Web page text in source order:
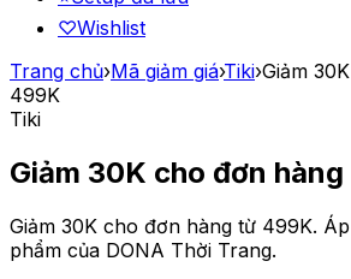
♡Wishlist
Trang chủ›Mã giảm giá›Tiki›Giảm
499K
Tiki
Giảm 30K cho đơn
Giảm 30K cho đơn hàng từ 499K.
phẩm của DONA Thời Trang.